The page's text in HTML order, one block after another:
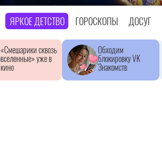
ЯРКОЕ ДЕТСТВО ГОРОСКОПЫ ДОСУГ
«Смешарики сквозь
вселенные» уже в
кино
Обходим
блокировку VK
Знакомств